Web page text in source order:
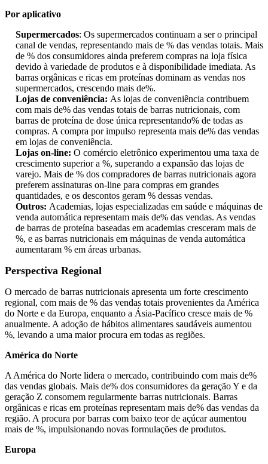
Por aplicativo
Supermercados: Os supermercados continuam a ser o principal
canal de vendas, representando mais de % das vendas totais. Mais
de % dos consumidores ainda preferem compras na loja física
devido à variedade de produtos e à disponibilidade imediata. As
barras orgânicas e ricas em proteínas dominam as vendas nos
supermercados, crescendo mais de%.
Lojas de conveniência: As lojas de conveniência contribuem
com mais de% das vendas totais de barras nutricionais, com
barras de proteína de dose única representando% de todas as
compras. A compra por impulso representa mais de% das vendas
em lojas de conveniência.
Lojas on-line: O comércio eletrônico experimentou uma taxa de
crescimento superior a %, superando a expansão das lojas de
varejo. Mais de % dos compradores de barras nutricionais agora
preferem assinaturas on-line para compras em grandes
quantidades, e os descontos geram % dessas vendas.
Outros: Academias, lojas especializadas em saúde e máquinas de
venda automática representam mais de% das vendas. As vendas
de barras de proteína baseadas em academias cresceram mais de
%, e as barras nutricionais em máquinas de venda automática
aumentaram % em áreas urbanas.
Perspectiva Regional
O mercado de barras nutricionais apresenta um forte crescimento
regional, com mais de % das vendas totais provenientes da América
do Norte e da Europa, enquanto a Ásia-Pacífico cresce mais de %
anualmente. A adoção de hábitos alimentares saudáveis ​​aumentou
%, levando a uma maior procura em todas as regiões.
América do Norte
A América do Norte lidera o mercado, contribuindo com mais de%
das vendas globais. Mais de% dos consumidores da geração Y e da
geração Z consomem regularmente barras nutricionais. Barras
orgânicas e ricas em proteínas representam mais de% das vendas da
região. A procura por barras com baixo teor de açúcar aumentou
mais de %, impulsionando novas formulações de produtos.
Europa